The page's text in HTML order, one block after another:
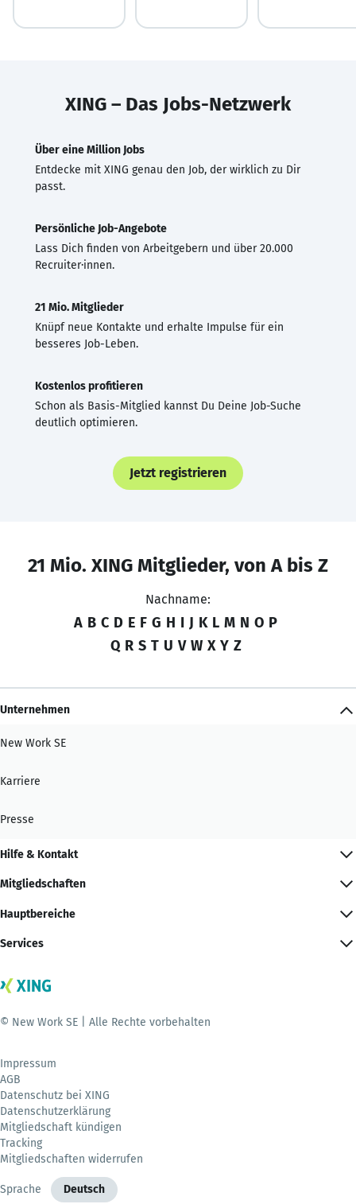
XING – Das Jobs-Netzwerk
Über eine Million Jobs
Entdecke mit XING genau den Job, der wirklich zu Dir
passt.
Persönliche Job-Angebote
Lass Dich finden von Arbeitgebern und über 20.000
Recruiter·innen.
21 Mio. Mitglieder
Knüpf neue Kontakte und erhalte Impulse für ein
besseres Job-Leben.
Kostenlos profitieren
Schon als Basis-Mitglied kannst Du Deine Job-Suche
deutlich optimieren.
Jetzt registrieren
21 Mio. XING Mitglieder, von A bis Z
Nachname:
A B C D E F G H I J K L M N O P
Q R S T U V W X Y Z
Unternehmen
New Work SE
Karriere
Presse
Hilfe & Kontakt
Mitgliedschaften
Hauptbereiche
Services
© New Work SE | Alle Rechte vorbehalten
Impressum
AGB
Datenschutz bei XING
Datenschutzerklärung
Mitgliedschaft kündigen
Tracking
Mitgliedschaften widerrufen
Sprache Deutsch